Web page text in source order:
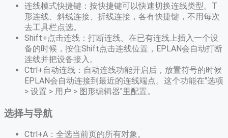
连线模式快捷键：按快捷键可以快速切换连线类型。T
形连线、斜线连接、折线连接，各有快捷键，不用每次
去工具栏点选。
Shift+点击连线：打断连线。在已有连线上插入一个设
备的时候，按住Shift点击连线位置，EPLAN会自动打断
连线并把设备接入。
Ctrl+自动连线：自动连线功能开启后，放置符号的时候
EPLAN会自动连接到最近的连线端点。这个功能在"选项
> 设置 > 用户 > 图形编辑器"里配置。
选择与导航
Ctrl+A：全选当前页的所有对象。